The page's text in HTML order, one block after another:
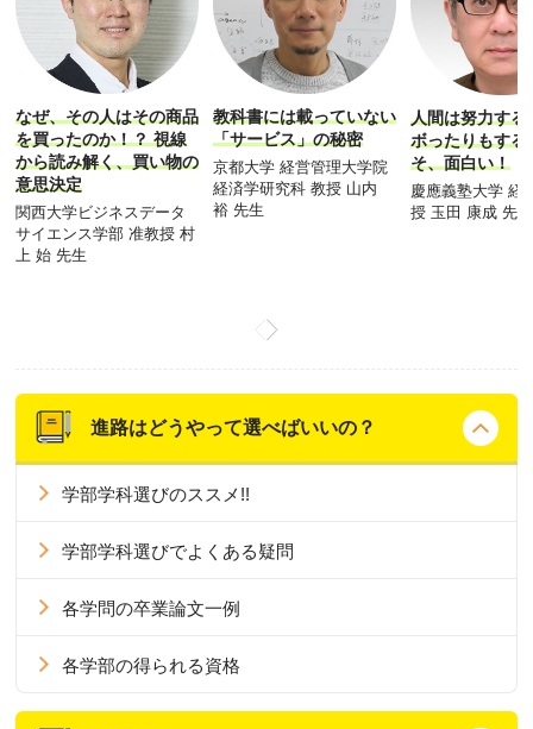
なぜ、その人はその商品
を買ったのか！？ 視線
から読み解く、買い物の
意思決定
関西大学ビジネスデータ
サイエンス学部 准教授 村
上 始 先生
教科書には載っていない
「サービス」の秘密
京都大学 経営管理大学院
経済学研究科 教授 山内
裕 先生
人間は努力する
ボったりもする
そ、面白い！
慶應義塾大学 経
授 玉田 康成 先生
進路はどうやって選べばいいの？
学部学科選びのススメ!!
学部学科選びでよくある疑問
各学問の卒業論文一例
各学部の得られる資格